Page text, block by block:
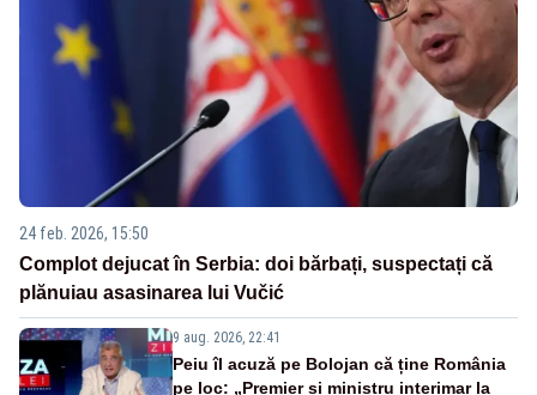
24 feb. 2026, 15:50
Complot dejucat în Serbia: doi bărbați, suspectați că
plănuiau asasinarea lui Vučić
9 aug. 2026, 22:41
Peiu îl acuză pe Bolojan că ține România
pe loc: „Premier și ministru interimar la